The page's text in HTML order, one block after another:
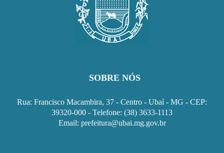
SOBRE NÓS
Rua: Francisco Macambira, 37 - Centro - Ubaí - MG - CEP:
39320-000 - Telefone: (38) 3633-1113
Email: prefeitura@ubai.mg.gov.br